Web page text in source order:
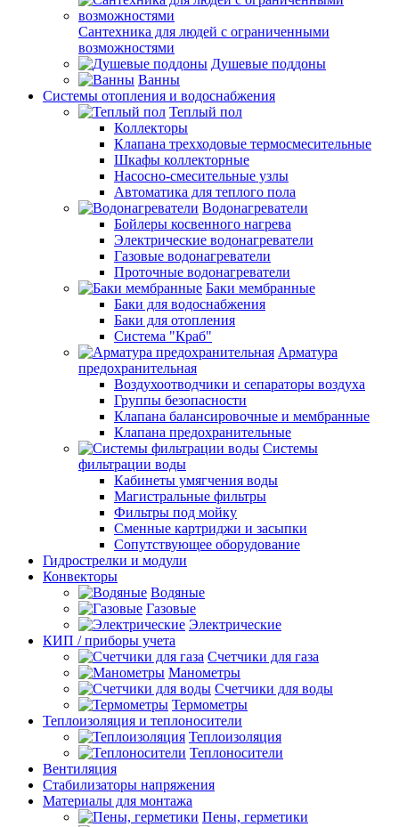
Сантехника для людей с ограниченными
возможностями
Душевые поддоны
Ванны
Системы отопления и водоснабжения
Теплый пол
Коллекторы
Клапана трехходовые термосмесительные
Шкафы коллекторные
Насосно-смесительные узлы
Автоматика для теплого пола
Водонагреватели
Бойлеры косвенного нагрева
Электрические водонагреватели
Газовые водонагреватели
Проточные водонагреватели
Баки мембранные
Баки для водоснабжения
Баки для отопления
Система "Краб"
Арматура
предохранительная
Воздухоотводчики и сепараторы воздуха
Группы безопасности
Клапана балансировочные и мембранные
Клапана предохранительные
Системы
фильтрации воды
Кабинеты умягчения воды
Магистральные фильтры
Фильтры под мойку
Сменные картриджи и засыпки
Сопутствующее оборудование
Гидрострелки и модули
Конвекторы
Водяные
Газовые
Электрические
КИП / приборы учета
Счетчики для газа
Манометры
Счетчики для воды
Термометры
Теплоизоляция и теплоносители
Теплоизоляция
Теплоносители
Вентиляция
Стабилизаторы напряжения
Материалы для монтажа
Пены, герметики